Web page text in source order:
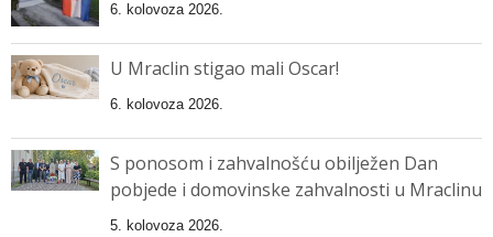
6. kolovoza 2026.
U Mraclin stigao mali Oscar!
6. kolovoza 2026.
S ponosom i zahvalnošću obilježen Dan
pobjede i domovinske zahvalnosti u Mraclinu
5. kolovoza 2026.